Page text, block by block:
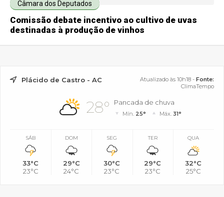
Câmara dos Deputados
Comissão debate incentivo ao cultivo de uvas
destinadas à produção de vinhos
Plácido de Castro - AC Atualizado às 10h18 - Fonte:
ClimaTempo
28° Pancada de chuva
Mín. 25° Máx. 31°
SÁB
33°C
23°C
DOM
29°C
24°C
SEG
30°C
23°C
TER
29°C
23°C
QUA
32°C
25°C